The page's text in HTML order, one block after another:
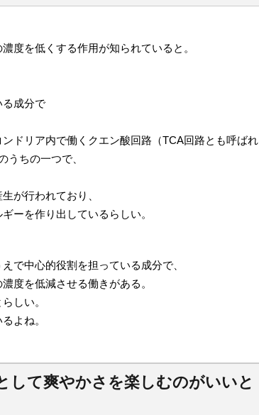
度を低くする作用が知られていると。
る成分で
ドリア内で働くクエン酸回路（TCA回路とも呼ばれ
うちの一つで、
が行われており、
ーを作り出しているらしい。
で中心的役割を担っている成分で、
度を低減させる働きがある。
しい。
よね。
して爽やかさを楽しむのがいいと